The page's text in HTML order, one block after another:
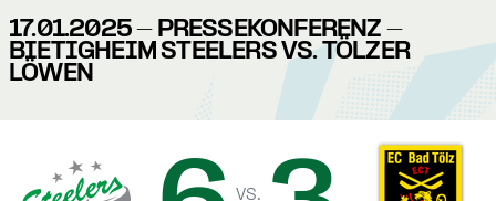
17.01.2025 - PRESSEKONFERENZ -
BIETIGHEIM STEELERS VS. TÖLZER
LÖWEN
vs.